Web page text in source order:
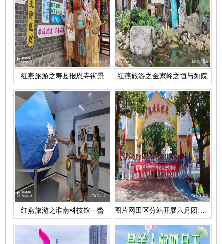
红燕旅游之寿县报恩寺街景 红燕旅游之金家岭之恒与如院
红燕旅游之淮南科技馆一瞥 图片网田区分站开展六月团建活动